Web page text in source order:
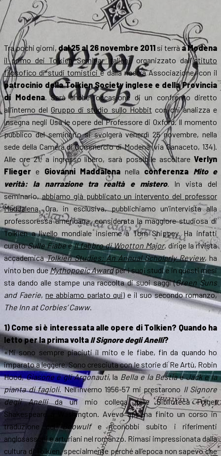
Tra pochi giorni, dal 25 al 26 novembre 2011si terrà a Modena
il primo dei Tolkien Seminar italiani, organizzato dall’Istituto
filosofico di studi tomisticie dalla nostra Associazione, con il
patrocinio della Tolkien Society inglese e della Provincia
di Modena. Sarà anche l’occasione di un confronto diretto
all’interno delGruppo di studio sullo Hobbit con chi analizza e
insegna negli Usa le opere del Professore di Oxford. Il momento
pubblico del seminario si svolgerà venerdì 25 novembre, nella
sede della Camera di Commercio di Modena (via Ganaceto, 134).
Alle ore 21, a ingresso libero, sarà possibile ascoltare Verlyn
Flieger e Giovanni Maddalenanella conferenza Mito e
verità: la narrazione tra realtà e mistero. In vista del
seminario,abbiamo già pubblicato un intervento del professor
Maddalena. Ora, in esclusiva, pubblichiamo un’intervista alla
professoressa americana, considerata la maggiore studiosa di
Tolkien a livello mondiale insieme a Tom Shippey. Ha infatti
curatoSulle FiabeeIl fabbro di Wootton Major, dirige la rivista
accademicaTolkien Studies: An Annual Scholarly Review, ha
vinto ben dueMythopoeic Awardper i suoi studi e in questi mesi
sta dando alle stampe una raccolta di suoi saggi (Green Suns
and Faerie, ne abbiamo parlato qui) e il suo secondo romanzo,
The Inn at Corbies’ Caww.
1) Come si è interessata alle opere di Tolkien? Quando ha
letto per la prima volta Il Signore degli Anelli?
«Mi sono sempre piaciuti il mito e le fiabe, fin da quando ho
imparato a leggere. Sono cresciuta con le storie di Re Artù, Robin
Hood,Giasone e gli Argonauti, la Bella e la BestiaeJack e la
pianta di fagioli. Nell’inverno 1956-57 mi prestarono Il Signore
degli Anellida un mio collega delle Biblioteca Folger
Shakespeare a Washington. Avevo appena finito un corso in
traduzione delBeowulfe riconobbi subito i riferimenti
anglosassoni e arturiani nel romanzo. Rimasi impressionata dalla
cultura di Tolkien, specialmente perché all’epoca non sapevo che